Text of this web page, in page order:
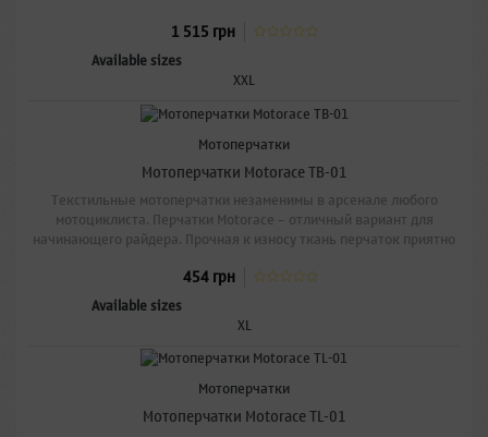
1 515 грн
Available sizes
XXL
Мотоперчатки
Мотоперчатки Motorace TB-01
Текстильные мотоперчатки незаменимы в арсенале любого
мотоциклиста. Перчатки Motorace – отличный вариант для
начинающего райдера. Прочная к износу ткань перчаток приятно
условиях.
454 грн
Available sizes
XL
Мотоперчатки
Мотоперчатки Motorace TL-01